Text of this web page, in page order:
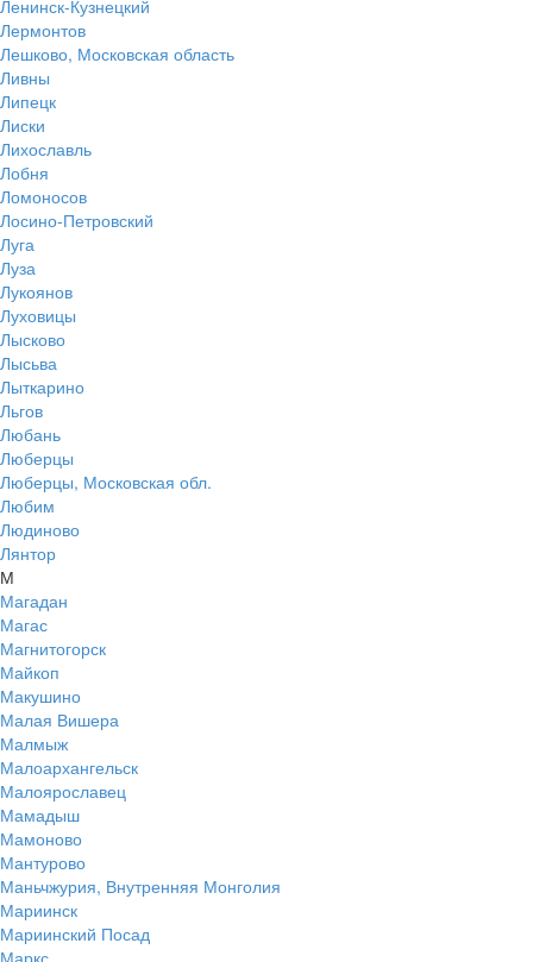
Ленинск-Кузнецкий
Лермонтов
Лешково, Московская область
Ливны
Липецк
Лиски
Лихославль
Лобня
Ломоносов
Лосино-Петровский
Луга
Луза
Лукоянов
Луховицы
Лысково
Лысьва
Лыткарино
Льгов
Любань
Люберцы
Люберцы, Московская обл.
Любим
Людиново
Лянтор
М
Магадан
Магас
Магнитогорск
Майкоп
Макушино
Малая Вишера
Малмыж
Малоархангельск
Малоярославец
Мамадыш
Мамоново
Мантурово
Маньчжурия, Внутренняя Монголия
Мариинск
Мариинский Посад
Маркс